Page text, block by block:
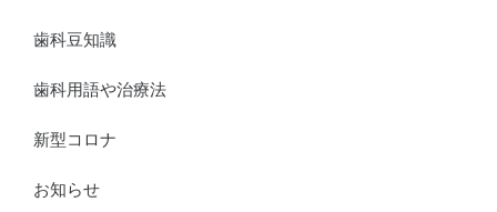
歯科豆知識
歯科用語や治療法
新型コロナ
お知らせ